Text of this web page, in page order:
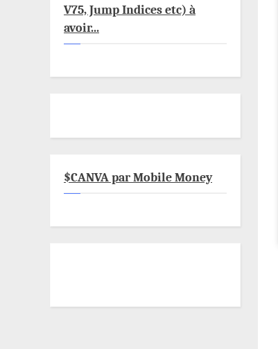
V75, Jump Indices etc) à
avoir...
$CANVA par Mobile Money